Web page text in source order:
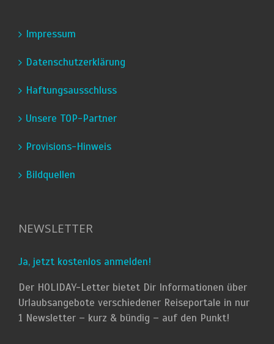
Impressum
Datenschutzerklärung
Haftungsausschluss
Unsere TOP-Partner
Provisions-Hinweis
Bildquellen
NEWSLETTER
Ja, jetzt kostenlos anmelden!
Der HOLIDAY-Letter bietet Dir Informationen über
Urlaubsangebote verschiedener Reiseportale in nur
1 Newsletter – kurz & bündig – auf den Punkt!